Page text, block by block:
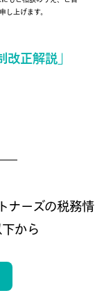
し上げます。
正解説」
ナーズの税務情
から